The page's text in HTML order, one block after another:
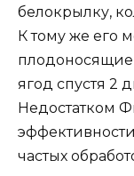
белокрылку,
К тому же его
плодоносящие
ягод спустя 2
Недостатком
частых